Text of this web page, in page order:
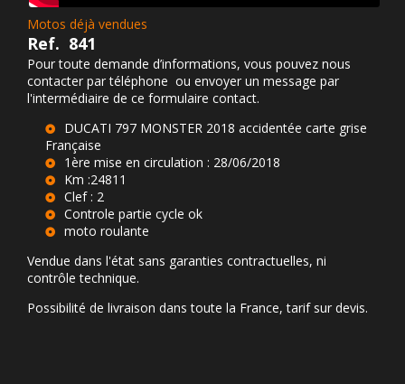
Motos déjà vendues
Ref. 841
Pour toute demande d’informations, vous pouvez nous
contacter par téléphone ou envoyer un message par
l'intermédiaire de ce formulaire contact.
DUCATI 797 MONSTER 2018 accidentée carte grise
Française
1ère mise en circulation : 28/06/2018
Km :24811
Clef : 2
Controle partie cycle ok
moto roulante
Vendue dans l'état sans garanties contractuelles, ni
contrôle technique.
Possibilité de livraison dans toute la France, tarif sur devis.